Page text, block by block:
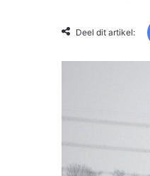
Deel dit artikel: